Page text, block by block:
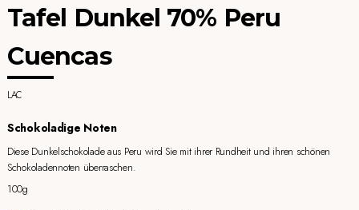
Tafel Dunkel 70% Peru
Cuencas
LAC
Schokoladige Noten
Diese Dunkelschokolade aus Peru wird Sie mit ihrer Rundheit und ihren schönen
Schokoladennoten überraschen.
100g